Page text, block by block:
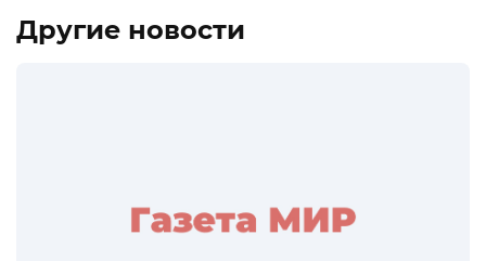
Другие новости